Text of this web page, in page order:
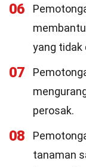
06
yang tidak
07
perosak.
08
tanaman